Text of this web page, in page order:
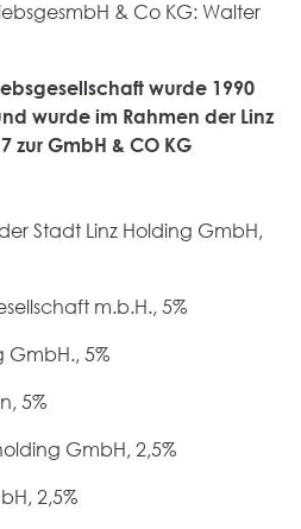
& Co KG: Walter
wurde 1990
wurde im Rahmen der Linz
zur GmbH & CO KG
Stadt Linz Holding GmbH,
m.b.H., 5%
GmbH., 5%
5%
GmbH, 2,5%
2,5%